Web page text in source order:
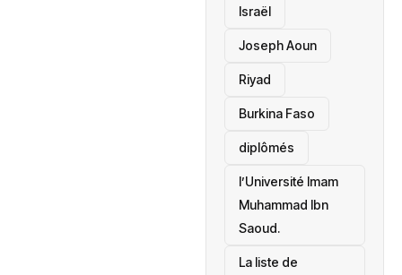
Israël
Joseph Aoun
Riyad
Burkina Faso
diplômés
l’Université Imam
Muhammad Ibn
Saoud.
‎La liste de